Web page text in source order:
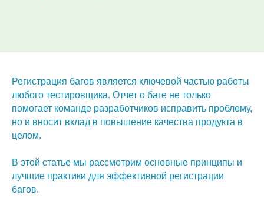
Регистрация багов является ключевой частью работы
любого тестировщика. Отчет о баге не только
помогает команде разработчиков исправить проблему,
но и вносит вклад в повышение качества продукта в
целом.
В этой статье мы рассмотрим основные принципы и
лучшие практики для эффективной регистрации
багов.